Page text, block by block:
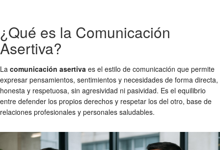
¿Qué es la Comunicación
Asertiva?
La comunicación asertiva es el estilo de comunicación que permite
expresar pensamientos, sentimientos y necesidades de forma directa,
honesta y respetuosa, sin agresividad ni pasividad. Es el equilibrio
entre defender los propios derechos y respetar los del otro, base de
relaciones profesionales y personales saludables.